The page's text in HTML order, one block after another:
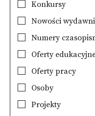
Konkursy
Nowości
Numery
Oferty
Oferty pracy
Osoby
Projekty